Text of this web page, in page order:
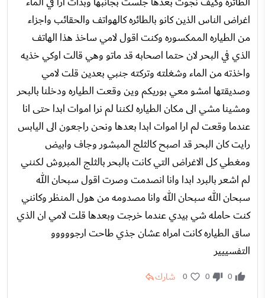
اغراض الناس الذين كانو بالطائره كالهواتف والحقائب واجزاء
من الطياره الممكسوره وكنت اقول لامي ساخذ هذا الهاتف
الذي في البحر لان حتما اصحابه قد ماتو وهي قالت اوكي خذيه
واخذته من الماء وشغلته وتركته جنبي بعدين قلت لامي
وصديقتها امشو معي بوريكم وين وقعت الطياره ودخلنا بالبحر
ومشينا مشي الى مكان الطياره لكننا لم نرا اموات ابدا حتى انا
عندما وقعت لم ارا اموات ابدا بعدها ونحن راجعون الى اليابس
رايت كان البحر قد اصبح كالثلج المبشور وجاف وابيض
ومغطي كل الاغراض التي كانت بالبحر بالثلج المبروش لكنني
لم اشعر بالبرد ابدا وانا انصدمت وصرت اقول سبحان الله
سبحان الله سبحان الله وانا مصدومه من هول المنظر وكانني
كنت حامله شي بيدي عندما خرجت وبعدها قلت لامي ان الذي
ساق الطياره كانت امراه عشان جذي طاحت ارجووووو
التفسييير
0
0
0 شارك